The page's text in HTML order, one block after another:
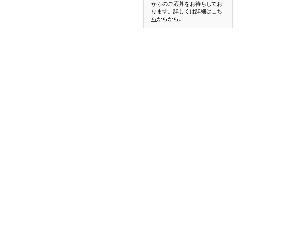
からのご応募をお待ちしてお
ります。詳しくは詳細は こち
らからから。